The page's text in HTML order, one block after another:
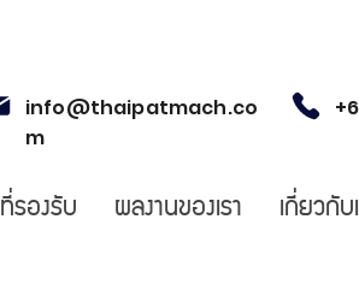
info@thaipatmach.co
m
รองรับ ผลงานของเรา เกี่ยวกับ